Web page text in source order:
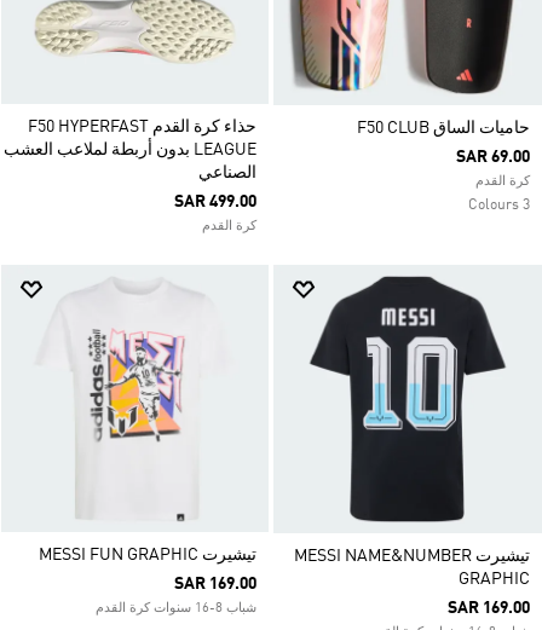
حاميات الساق F50 CLUB
SAR 69.00
كرة القدم
3 Colours
حذاء كرة القدم F50 HYPERFAST
LEAGUE بدون أربطة لملاعب العشب
الصناعي
SAR 499.00
كرة القدم
تيشيرت MESSI NAME&NUMBER
GRAPHIC
SAR 169.00
تيشيرت MESSI FUN GRAPHIC
SAR 169.00
شباب 8-16 سنوات كرة القدم